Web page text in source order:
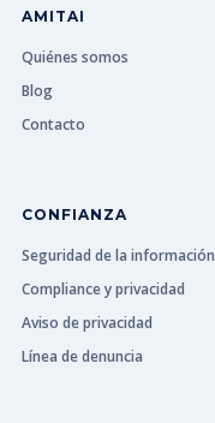
AMITAI
Quiénes somos
Blog
Contacto
CONFIANZA
Seguridad de la información
Compliance y privacidad
Aviso de privacidad
Línea de denuncia